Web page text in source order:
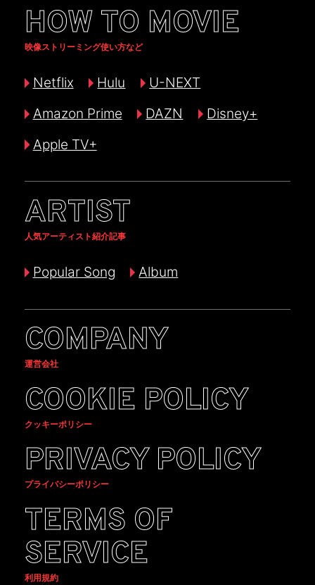
HOW TO MOVIE
映像ストリーミング使い方など
Netflix Hulu
U-NEXT
Amazon Prime
DAZN
Disney+
Apple TV+
ARTIST
人気アーティスト紹介記事
Popular Song Album
COMPANY
運営会社
COOKIE POLICY
クッキーポリシー
PRIVACY POLICY
プライバシーポリシー
TERMS OF
SERVICE
利用規約